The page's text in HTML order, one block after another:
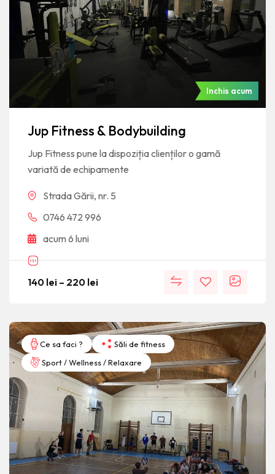
Inchis acum
Jup Fitness & Bodybuilding
Jup Fitness pune la dispoziția clienților o gamă
variată de echipamente
Strada Gării, nr. 5
0746 472 996
acum 6 luni
140 lei – 220 lei
Ce sa faci ?
Săli de fitness
Sport / Wellness / Relaxare